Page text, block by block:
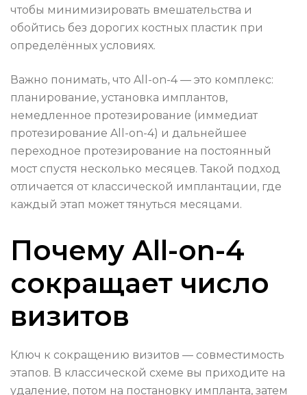
чтобы минимизировать вмешательства и
обойтись без дорогих костных пластик при
определённых условиях.
Важно понимать, что All-on-4 — это комплекс:
планирование, установка имплантов,
немедленное протезирование (иммедиат
протезирование All-on-4) и дальнейшее
переходное протезирование на постоянный
мост спустя несколько месяцев. Такой подход
отличается от классической имплантации, где
каждый этап может тянуться месяцами.
Почему All-on-4
сокращает число
визитов
Ключ к сокращению визитов — совместимость
этапов. В классической схеме вы приходите на
удаление, потом на постановку импланта, затем